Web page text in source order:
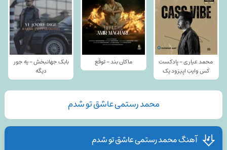
محمد عیاری - پادکست
کَس وایب اپیزود یک
ماکان بند - توقع
بابک جهانبخش - یه جور
دیگه
محمد رستمی عاشق تو شدم
آهنگ محمد رستمی عاشق تو شدم